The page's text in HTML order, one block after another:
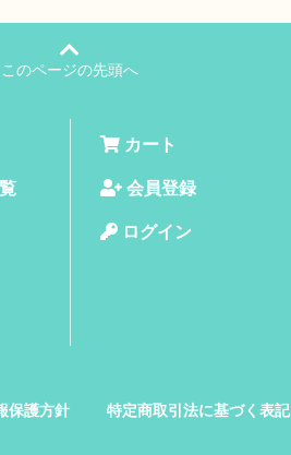
このページの先頭へ
カート
会員登録
ログイン
保護方針 特定商取引法に基づく表記